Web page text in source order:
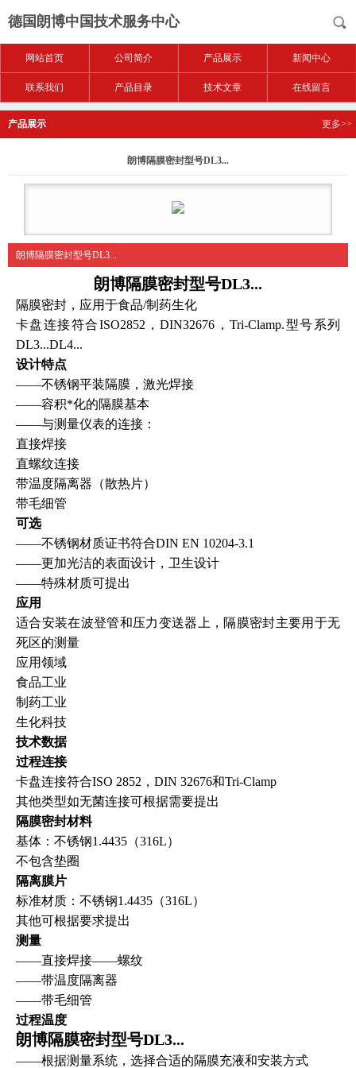
德国朗博中国技术服务中心
网站首页 公司简介 产品展示 新闻中心
联系我们 产品目录 技术文章 在线留言
产品展示 更多>>
朗博隔膜密封型号DL3...
朗博隔膜密封型号DL3...
朗博隔膜密封型号DL3...
隔膜密封，应用于食品/制药生化
卡盘连接符合ISO2852，DIN32676，Tri-Clamp.型号系列
DL3...DL4...
设计特点
——不锈钢平装隔膜，激光焊接
——容积*化的隔膜基本
——与测量仪表的连接：
直接焊接
直螺纹连接
带温度隔离器（散热片）
带毛细管
可选
——不锈钢材质证书符合DIN EN 10204-3.1
——更加光洁的表面设计，卫生设计
——特殊材质可提出
应用
适合安装在波登管和压力变送器上，隔膜密封主要用于无
死区的测量
应用领域
食品工业
制药工业
生化科技
技术数据
过程连接
卡盘连接符合ISO 2852，DIN 32676和Tri-Clamp
其他类型如无菌连接可根据需要提出
隔膜密封材料
基体：不锈钢1.4435（316L）
不包含垫圈
隔离膜片
标准材质： 不锈钢1.4435（316L）
其他可根据要求提出
测量
——直接焊接——螺纹
——带温度隔离器
——带毛细管
过程温度
朗博隔膜密封型号DL3...
——根据测量系统，选择合适的隔膜充液和安装方式